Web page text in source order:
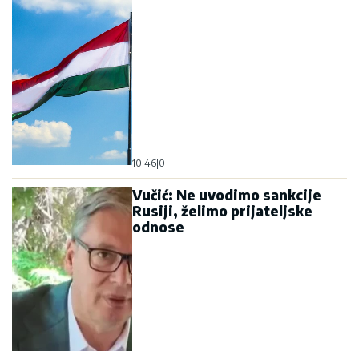
10:46|0
Vučić: Ne uvodimo sankcije
Rusiji, želimo prijateljske
odnose